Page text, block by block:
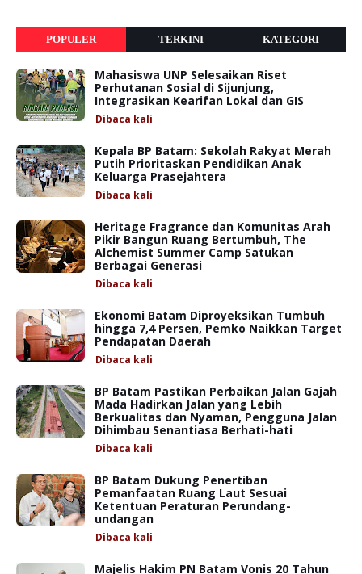
POPULER TERKINI KATEGORI
Mahasiswa UNP Selesaikan Riset
Perhutanan Sosial di Sijunjung,
Integrasikan Kearifan Lokal dan GIS
Dibaca kali
Kepala BP Batam: Sekolah Rakyat Merah
Putih Prioritaskan Pendidikan Anak
Keluarga Prasejahtera
Dibaca kali
Heritage Fragrance dan Komunitas Arah
Pikir Bangun Ruang Bertumbuh, The
Alchemist Summer Camp Satukan
Berbagai Generasi
Dibaca kali
Ekonomi Batam Diproyeksikan Tumbuh
hingga 7,4 Persen, Pemko Naikkan Target
Pendapatan Daerah
Dibaca kali
BP Batam Pastikan Perbaikan Jalan Gajah
Mada Hadirkan Jalan yang Lebih
Berkualitas dan Nyaman, Pengguna Jalan
Dihimbau Senantiasa Berhati-hati
Dibaca kali
BP Batam Dukung Penertiban
Pemanfaatan Ruang Laut Sesuai
Ketentuan Peraturan Perundang-
undangan
Dibaca kali
Majelis Hakim PN Batam Vonis 20 Tahun